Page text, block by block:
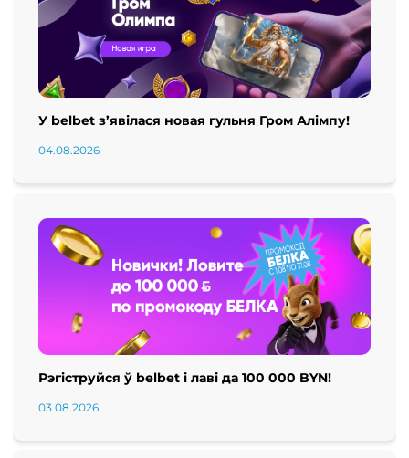
У belbet з’явілася новая гульня Гром Алімпу!
04.08.2026
Рэгіструйся ў belbet і лаві да 100 000 BYN!
03.08.2026